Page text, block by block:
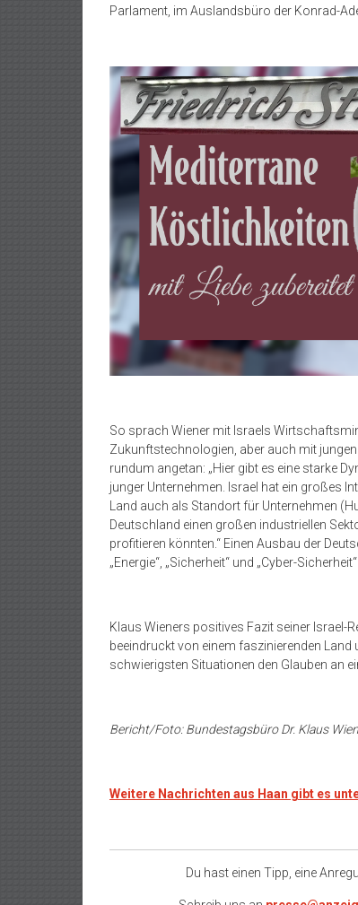
Parlament, im Auslandsbüro der Konrad-
So sprach Wiener mit Israels
Zukunftstechnologien, aber auch mit
rundum angetan: „Hier gibt es eine starke
junger Unternehmen. Israel hat ein großes
Land auch als Standort für Unternehmen
Deutschland einen großen industriellen
profitieren könnten.“ Einen Ausbau der
„Energie“, „Sicherheit“ und „Cyber-
Klaus Wieners positives Fazit seiner Israel-
beeindruckt von einem faszinierenden
schwierigsten Situationen den Glauben an
Bericht/Foto: Bundestagsbüro Dr. Klaus
Weitere Nachrichten aus Haan gibt es
Du hast einen Tipp, eine